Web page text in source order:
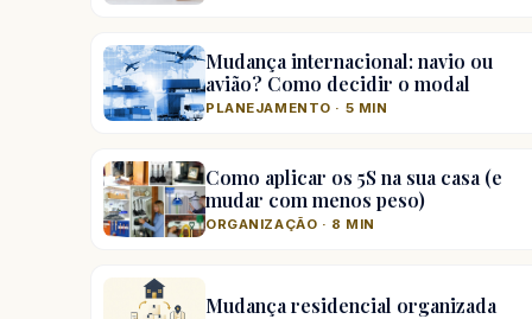
Mudança internacional: navio ou
avião? Como decidir o modal
PLANEJAMENTO · 5 MIN
Como aplicar os 5S na sua casa (e
mudar com menos peso)
ORGANIZAÇÃO · 8 MIN
Mudança residencial organizada